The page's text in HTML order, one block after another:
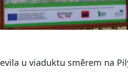
u viaduktu směrem na